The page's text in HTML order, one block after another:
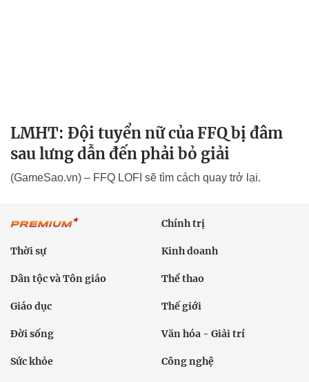
LMHT: Đội tuyển nữ của FFQ bị đâm
sau lưng dẫn đến phải bỏ giải
(GameSao.vn) – FFQ LOFI sẽ tìm cách quay trở lại.
Chính trị
Thời sự Kinh doanh
Dân tộc và Tôn giáo Thể thao
Giáo dục Thế giới
Đời sống Văn hóa - Giải trí
Sức khỏe Công nghệ